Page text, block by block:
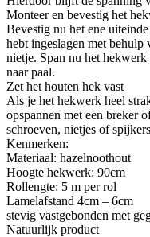
Monteer en bevestig het
Bevestig nu het ene
hebt ingeslagen met behulp
nietje. Span nu het
naar paal.
Zet het houten hek vast
Als je het hekwerk heel
opspannen met een breker
schroeven, nietjes of
Kenmerken:
Materiaal: hazelnoothout
Hoogte hekwerk: 90cm
Rollengte: 5 m per rol
Lamelafstand 4cm – 6cm
stevig vastgebonden met
Natuurlijk product